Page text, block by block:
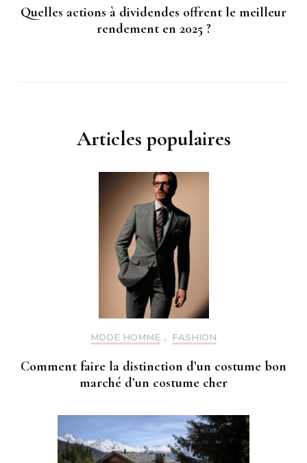
Quelles actions à dividendes offrent le meilleur
rendement en 2025 ?
Articles populaires
MODE HOMME , FASHION
Comment faire la distinction d’un costume bon
marché d’un costume cher